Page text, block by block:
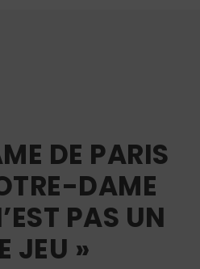
DE PARIS
DAME
PAS UN
JEU »